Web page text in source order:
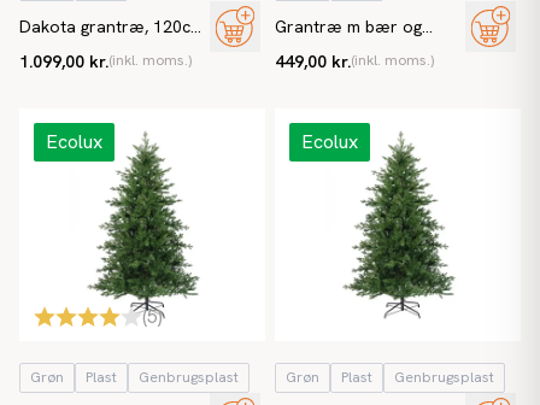
Dakota grantræ, 120cm
juletræ
1.099,00 kr.(inkl. moms.)
Grantræ m bær og
potte, kunstig gran
449,00 kr.(inkl. moms.)
Ecolux
(5)
Grøn Plast Genbrugsplast
Ecolux
Grøn Plast Genbrugsplast